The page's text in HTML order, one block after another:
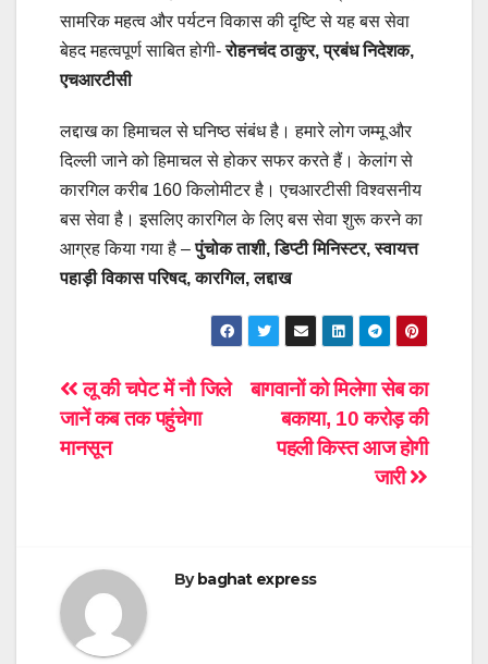
सामरिक महत्व और पर्यटन विकास की दृष्टि से यह बस सेवा
बेहद महत्वपूर्ण साबित होगी-रोहनचंद ठाकुर, प्रबंध निदेशक,
एचआरटीसी
लद्दाख का हिमाचल से घनिष्ठ संबंध है। हमारे लोग जम्मू और
दिल्ली जाने को हिमाचल से होकर सफर करते हैं। केलांग से
कारगिल करीब 160 किलोमीटर है। एचआरटीसी विश्वसनीय
बस सेवा है। इसलिए कारगिल के लिए बस सेवा शुरू करने का
आग्रह किया गया है –पुंचोक ताशी, डिप्टी मिनिस्टर, स्वायत्त
पहाड़ी विकास परिषद, कारगिल, लद्दाख
Post
navigation
बागवानों को मिलेगा सेब का
बकाया, 10 करोड़ की
पहली किस्त आज होगी
जारी
लू की चपेट में नौ जिले
जानें कब तक पहुंचेगा
मानसून
Bybaghat express